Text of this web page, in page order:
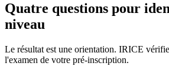
Quatre questions pour
niveau
Le résultat est une orientation. IRICE
l'examen de votre pré-inscription.